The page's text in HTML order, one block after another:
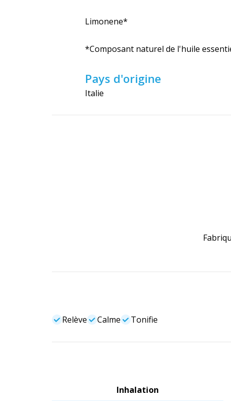
Limonene*
*Composant naturel de l'huile
Pays d'origine
Italie
Relève Calme Tonifie
Inhalation